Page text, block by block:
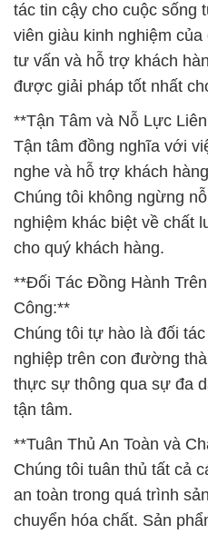
tác tin cậy cho cuộc sống
viên giàu kinh nghiệm
tư vấn và hỗ trợ khách
được giải pháp tốt nhất
**Tận Tâm và Nỗ Lực
Tận tâm đồng nghĩa với
nghe và hỗ trợ khách
Chúng tôi không ngừng
nghiệm khác biệt về chất
cho quý khách hàng.
**Đối Tác Đồng Hành
Công:**
Chúng tôi tự hào là đối
nghiệp trên con đường
thực sự thông qua sự đa
tận tâm.
**Tuân Thủ An Toàn và
Chúng tôi tuân thủ tất cả
an toàn trong quá trình
chuyển hóa chất. Sản